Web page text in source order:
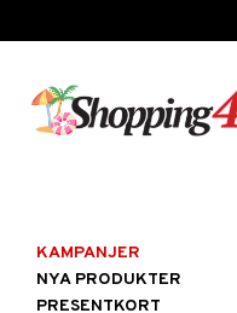
KAMPANJER
NYA PRODUKTER
PRESENTKORT